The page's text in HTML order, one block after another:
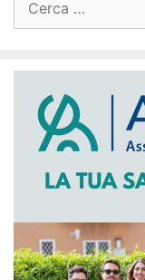
per: